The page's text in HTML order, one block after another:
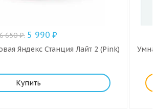
6 650₽. 5 990₽
Яндекс Станция Лайт 2 (Pink)
Купить